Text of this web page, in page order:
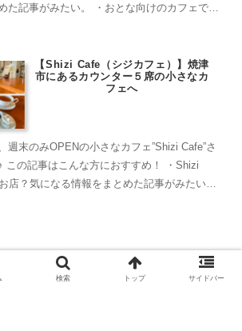
。 ・おとな向けのカフェでゆ
【Shizi Cafe（シジカフェ）】焼津
市にあるカウンター５席の小さなカ
フェへ
週末のみOPENの小さなカフェ”Shizi Cafe”さ
店？気になる情報をまとめた記事がみたい。
【Cream Cafe-クリームカフェ】藤
枝市蓮華寺池公園前で贅沢な旬のパ
検索 トップ サイドバー